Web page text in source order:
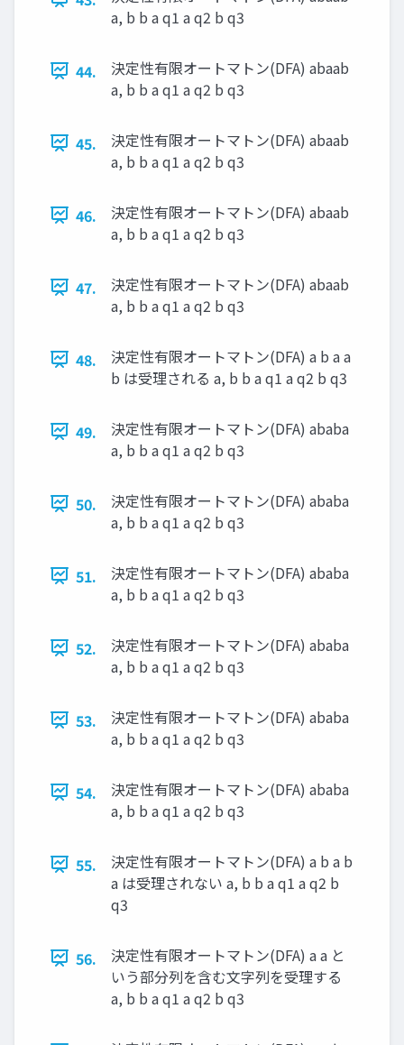
a, b b a q1 a q2 b q3
44.
決定性有限オートマトン(DFA) abaab
a, b b a q1 a q2 b q3
45.
決定性有限オートマトン(DFA) abaab
a, b b a q1 a q2 b q3
46.
決定性有限オートマトン(DFA) abaab
a, b b a q1 a q2 b q3
47.
決定性有限オートマトン(DFA) abaab
a, b b a q1 a q2 b q3
48.
決定性有限オートマトン(DFA) a b a a
b は受理される a, b b a q1 a q2 b q3
49.
決定性有限オートマトン(DFA) ababa
a, b b a q1 a q2 b q3
50.
決定性有限オートマトン(DFA) ababa
a, b b a q1 a q2 b q3
51.
決定性有限オートマトン(DFA) ababa
a, b b a q1 a q2 b q3
52.
決定性有限オートマトン(DFA) ababa
a, b b a q1 a q2 b q3
53.
決定性有限オートマトン(DFA) ababa
a, b b a q1 a q2 b q3
54.
決定性有限オートマトン(DFA) ababa
a, b b a q1 a q2 b q3
55.
決定性有限オートマトン(DFA) a b a b
a は受理されない a, b b a q1 a q2 b
q3
56.
決定性有限オートマトン(DFA) a a と
いう部分列を含む文字列を受理する
a, b b a q1 a q2 b q3